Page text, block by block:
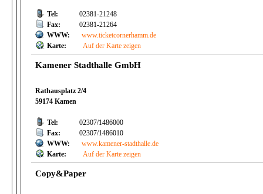
Tel:
02381-21248
Fax:
02381-21264
WWW:
www.ticketcornerhamm.de
Karte:
Auf der Karte zeigen
Kamener Stadthalle GmbH
Rathausplatz 2/4
59174 Kamen
Tel:
02307/1486000
Fax:
02307/1486010
WWW:
www.kamener-stadthalle.de
Karte:
Auf der Karte zeigen
Copy&Paper